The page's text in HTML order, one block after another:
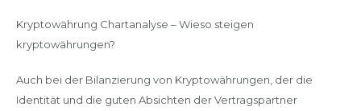
Kryptowährung Chartanalyse – Wieso steigen
kryptowährungen?
Auch bei der Bilanzierung von Kryptowährungen, der die
Identität und die guten Absichten der Vertragspartner